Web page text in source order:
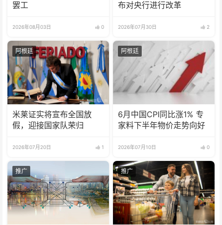
罢工
2026年08月03日 0
布对央行进行改革
2026年07月30日 2
阿根廷
米莱证实将宣布全国放
假，迎接国家队荣归
2026年07月20日 1
阿根廷
6月中国CPI同比涨1% 专
家料下半年物价走势向好
2026年07月10日 0
推广 推广